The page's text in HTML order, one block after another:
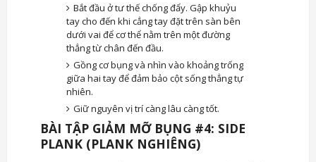
Bắt đầu ở tư thế chống đẩy. Gập khuỷu
tay cho đến khi cẳng tay đặt trên sàn bên
dưới vai để cơ thể nằm trên một đường
thẳng từ chân đến đầu.
Gồng cơ bụng và nhìn vào khoảng trống
giữa hai tay để đảm bảo cột sống thẳng tự
nhiên.
Giữ nguyên vị trí càng lâu càng tốt.
BÀI TẬP GIẢM MỠ BỤNG #4: SIDE
PLANK (PLANK NGHIÊNG)